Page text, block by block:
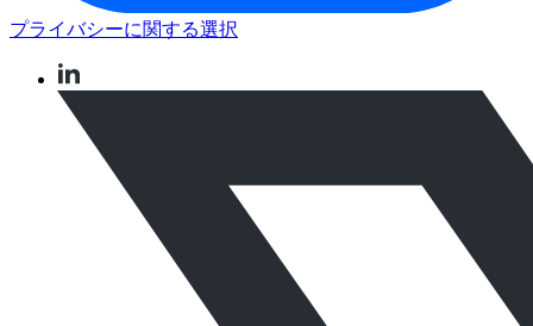
プライバシーに関する選択